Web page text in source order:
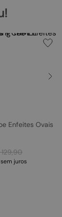
Enfeites Ovais
129,90
sem juros